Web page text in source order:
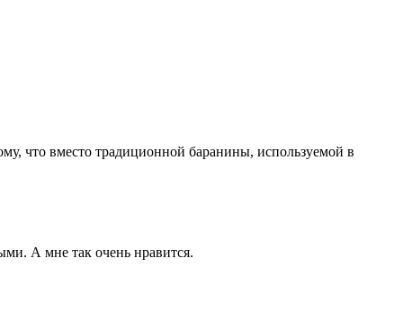
что вместо традиционной баранины, используемой в
А мне так очень нравится.